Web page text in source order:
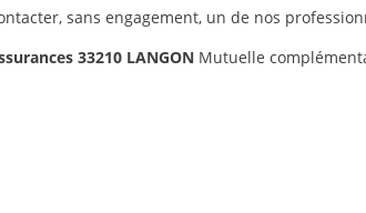
sans engagement, un de nos
33210 LANGON Mutuelle